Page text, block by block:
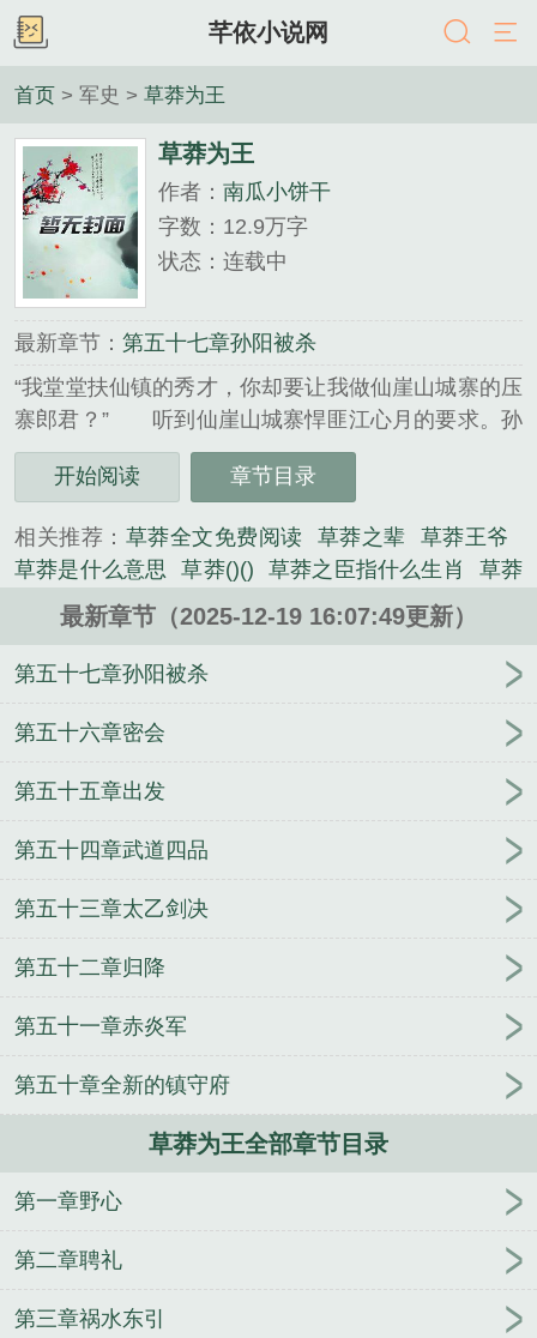
芊依小说网
首页 > 军史 > 草莽为王
草莽为王
作者： 南瓜小饼干
字数：12.9万字
状态：连载中
最新章节： 第五十七章孙阳被杀
“我堂堂扶仙镇的秀才，你却要让我做仙崖山城寨的压
寨郎君？” 听到仙崖山城寨悍匪江心月的要求。孙
阳一身铁骨，朗朗正气，抱着誓死之心断然不
从。 江心月侧卧在床，薄纱裹身，眉眼柔情的看
《草莽为王》是南瓜小饼干精心创作的军史类小说。
开始阅读 章节目录
相关推荐： 草莽全文免费阅读 草莽之辈
草莽王爷
草莽是什么意思
草莽()() 草莽之臣指什么生肖
草莽
之臣的意思 草莽之辈什么意思 草莽是哪几个人
莽之臣是什么意思
草莽之臣什么意思
莽为王月关 草莽是什么意思?
草莽帝
草莽之间 草莽之臣
草莽之臣指的
草莽 草莽的莽是什么意思
草
思 草莽是谁 草莽是啥
草莽之
夫是什么意思
草莽之夫
草莽是
今讲什么
草莽之臣是指什么生肖
草莽之
臣图片 草莽是今讲了什么
黑道风云：我的京城姐
兵，一路杀成人屠祖师
星际秘
崽后被魔君娇养了 星轨法则
凤舞长安之千年渡华
位？重生假千金杀疯了 永恒极意战神
棠令
人来寻山山见人
引诱禁欲太子救风尘后，我逃
婚了
蠢蛇心声
最新章节（2025-12-19 16:07:49更新）
第五十七章孙阳被杀
第五十六章密会
第五十五章出发
第五十四章武道四品
第五十三章太乙剑决
第五十二章归降
第五十一章赤炎军
第五十章全新的镇守府
草莽为王全部章节目录
第一章野心
第二章聘礼
第三章祸水东引